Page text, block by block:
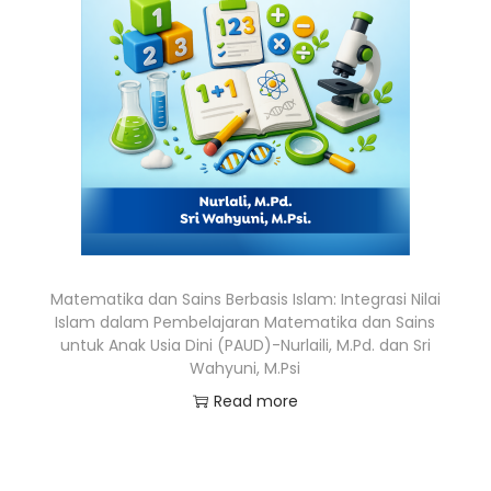
Matematika dan Sains Berbasis Islam: Integrasi Nilai
Islam dalam Pembelajaran Matematika dan Sains
untuk Anak Usia Dini (PAUD)-Nurlaili, M.Pd. dan Sri
Wahyuni, M.Psi
Read more